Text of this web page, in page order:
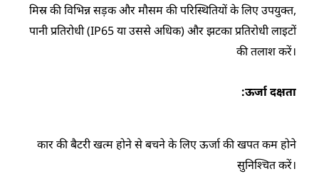
मिस्र की विभिन्न सड़क और मौसम की परिस्थितियों के लिए उपयुक्त,
पानी प्रतिरोधी (IP65 या उससे अधिक) और झटका प्रतिरोधी लाइटों
की तलाश करें।
ऊर्जा दक्षता:
कार की बैटरी खत्म होने से बचने के लिए ऊर्जा की खपत कम होने
सुनिश्चित करें।